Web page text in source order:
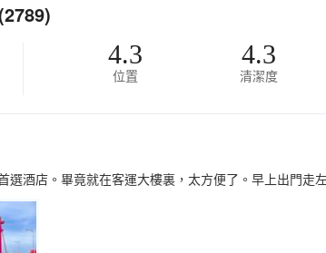
4.3
位置
4.3
清潔度
選酒店。畢竟就在客運大樓裏，太方便了。早上出門走